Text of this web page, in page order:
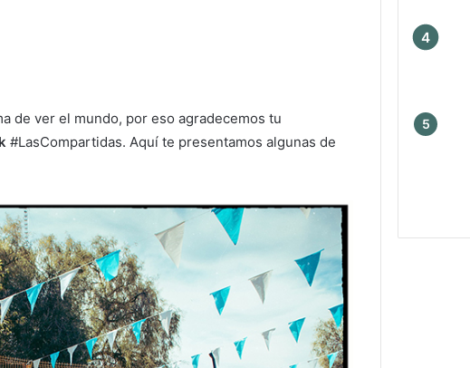
de ver el mundo, por eso agradecemos tu
#LasCompartidas. Aquí te presentamos algunas de